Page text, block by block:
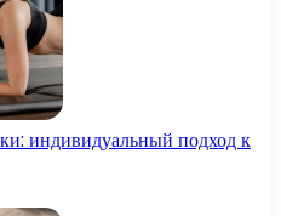
индивидуальный подход к